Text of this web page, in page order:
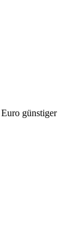
günstiger